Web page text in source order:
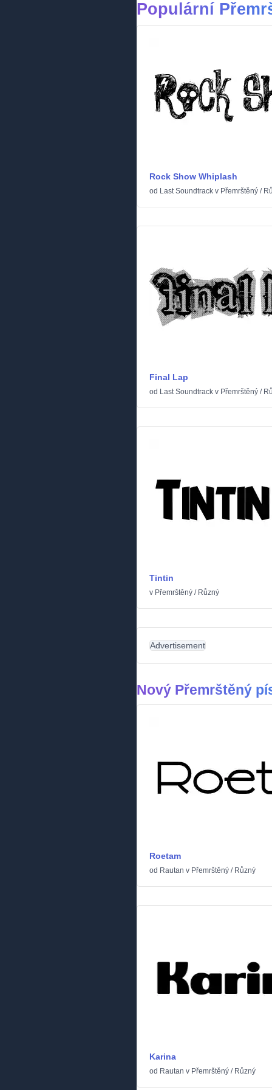
Populární
Rock Show Whiplash
od Last Soundtrack v Přemrštěný /
Final Lap
od Last Soundtrack v Přemrštěný /
Tintin
v Přemrštěný / Různý
Advertisement
Nový Přemrštěný
Roetam
od Rautan v Přemrštěný / Různý
Karina
od Rautan v Přemrštěný / Různý